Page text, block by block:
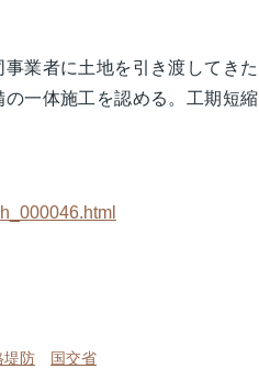
業者に土地を引き渡してきた
一体施工を認める。工期短縮
堤防 国交省